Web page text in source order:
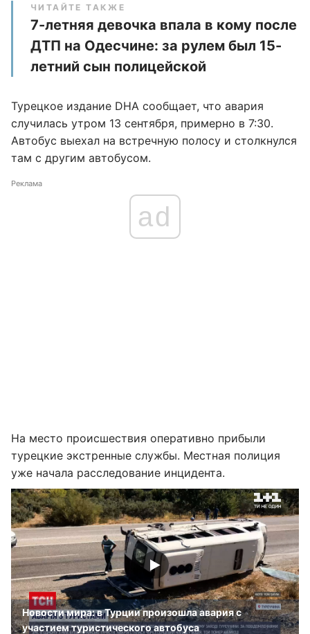
ЧИТАЙТЕ ТАКЖЕ
7-летняя девочка впала в кому после
ДТП на Одесчине: за рулем был 15-
летний сын полицейской
Турецкое издание DHA сообщает, что авария
случилась утром 13 сентября, примерно в 7:30.
Автобус выехал на встречную полосу и столкнулся
там с другим автобусом.
Реклама
ad
На место происшествия оперативно прибыли
турецкие экстренные службы. Местная полиция
уже начала расследование инцидента.
Новости мира: в Турции произошла авария с
участием туристического автобуса